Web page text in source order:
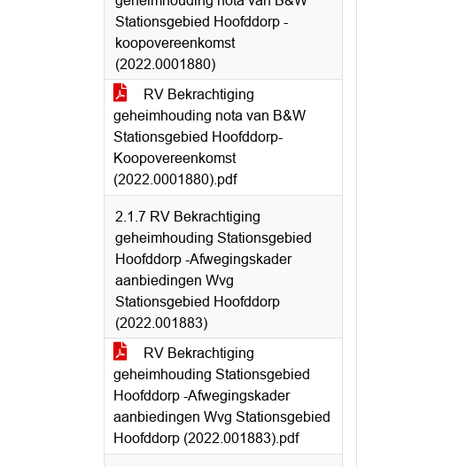
Stationsgebied Hoofddorp -
koopovereenkomst
(2022.0001880)
RV Bekrachtiging
geheimhouding nota van B&W
Stationsgebied Hoofddorp-
Koopovereenkomst
(2022.0001880).pdf
2.1.7 RV Bekrachtiging
geheimhouding Stationsgebied
Hoofddorp -Afwegingskader
aanbiedingen Wvg
Stationsgebied Hoofddorp
(2022.001883)
RV Bekrachtiging
geheimhouding Stationsgebied
Hoofddorp -Afwegingskader
aanbiedingen Wvg Stationsgebied
Hoofddorp (2022.001883).pdf